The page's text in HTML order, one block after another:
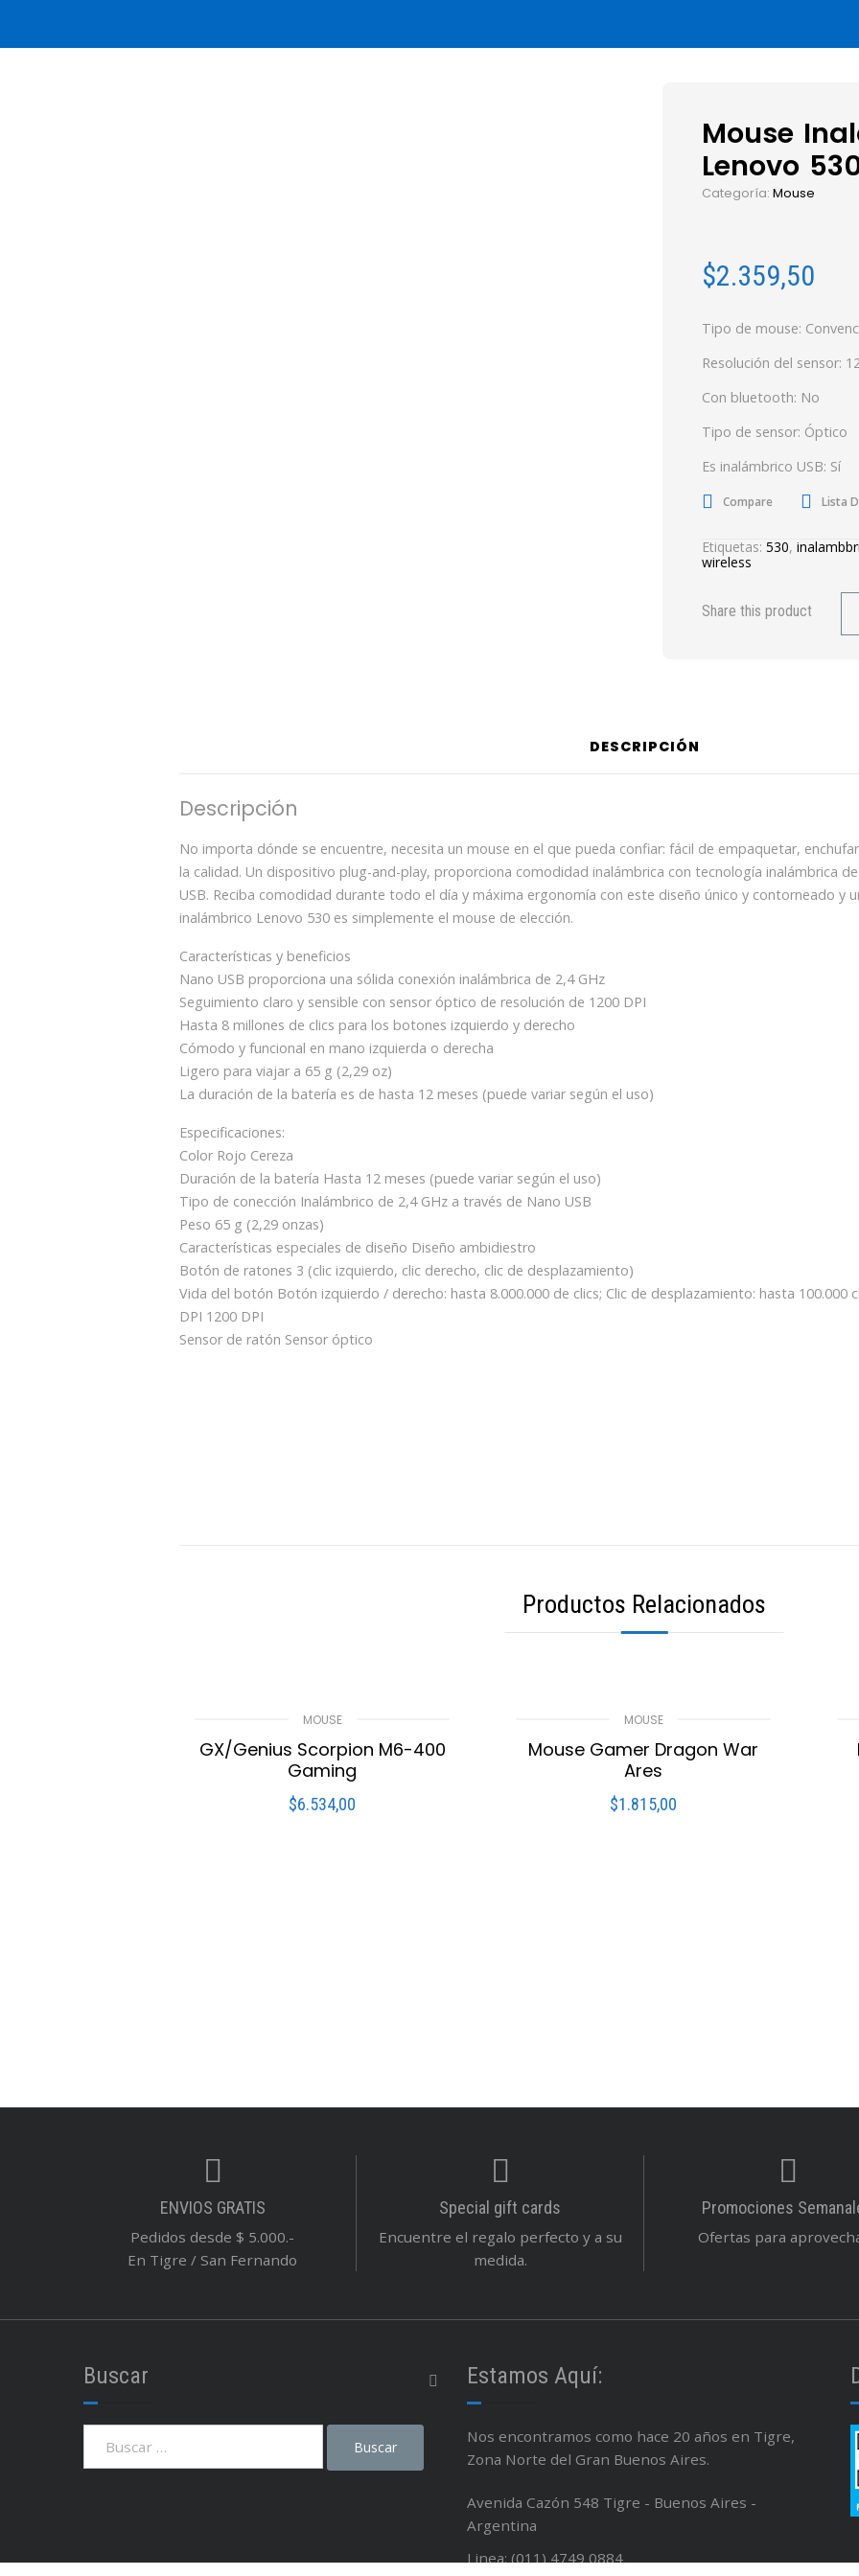
Mouse
Lenovo
Categoría:Mouse
$2.359,50
Tipo de mouse:
Resolución del sensor:
Con bluetooth: No
Tipo de sensor: Óptico
Es inalámbrico USB: Sí
Compare Lista
Etiquetas:530,
wireless
Share this product
DESCRIPCIÓN
Descripción
No importa dónde se encuentre, necesita un mouse en el que pueda confiar: fácil de empaquetar,
la calidad. Un dispositivo plug-and-play, proporciona comodidad inalámbrica con tecnología inalámbrica
USB. Reciba comodidad durante todo el día y máxima ergonomía con este diseño único y contorneado y
inalámbrico Lenovo 530 es simplemente el mouse de elección.
Características y beneficios
Nano USB proporciona una sólida conexión inalámbrica de 2,4 GHz
Seguimiento claro y sensible con sensor óptico de resolución de 1200 DPI
Hasta 8 millones de clics para los botones izquierdo y derecho
Cómodo y funcional en mano izquierda o derecha
Ligero para viajar a 65 g (2,29 oz)
La duración de la batería es de hasta 12 meses (puede variar según el uso)
Especificaciones:
Color Rojo Cereza
Duración de la batería Hasta 12 meses (puede variar según el uso)
Tipo de conección Inalámbrico de 2,4 GHz a través de Nano USB
Peso 65 g (2,29 onzas)
Características especiales de diseño Diseño ambidiestro
Botón de ratones 3 (clic izquierdo, clic derecho, clic de desplazamiento)
Vida del botón Botón izquierdo / derecho: hasta 8.000.000 de clics; Clic de desplazamiento: hasta 100.000
DPI 1200 DPI
Sensor de ratón Sensor óptico
Productos Relacionados
MOUSE
GX/Genius Scorpion M6-400
Gaming
$6.534,00
LEER MÁS
MOUSE
Mouse Gamer Dragon War
Ares
$1.815,00
LEER MÁS
ENVIOS GRATIS
Pedidos desde $ 5.000.-
En Tigre / San Fernando
Special gift cards
Encuentre el regalo perfecto y a su
medida.
Promociones
Ofertas para
Buscar Estamos Aquí:
Nos encontramos como hace 20 años en Tigre,
Zona Norte del Gran Buenos Aires.
Avenida Cazón 548 Tigre - Buenos Aires -
Argentina
Linea: (011) 4749 0884